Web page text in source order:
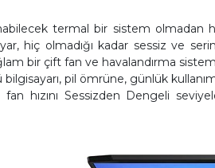
termal bir sistem olmadan
hiç olmadığı kadar sessiz ve
bir çift fan ve havalandırma
pil ömrüne, günlük
hızını Sessizden Dengeli